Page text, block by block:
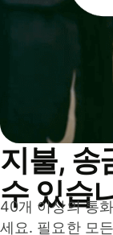
지불, 송
수 있습
40개 이상의 통
세요. 필요한 모